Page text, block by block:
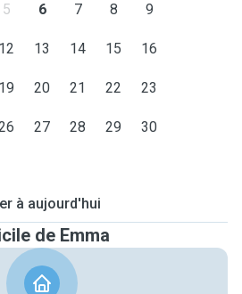
5 6 7 8 9
12 13 14 15 16
19 20 21 22 23
27 28 29 30
à aujourd'hui
de Emma